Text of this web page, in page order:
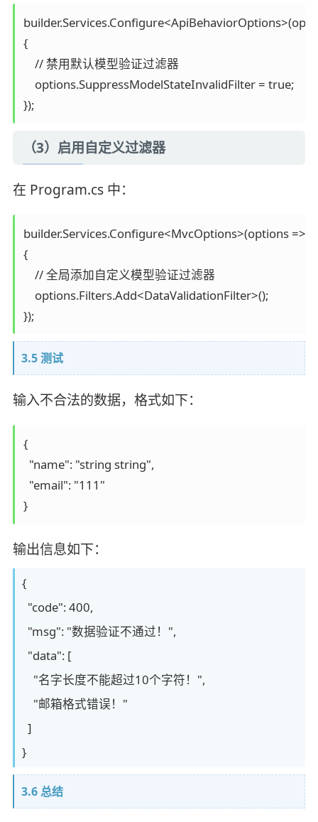
{
    // 禁用默认模型验证过滤器
    options.SuppressModelStateInvalidFilter = true;
});
（3）启用自定义过滤器
在 Program.cs 中：
builder.Services.Configure<MvcOptions>(options =>
{
    // 全局添加自定义模型验证过滤器
    options.Filters.Add<DataValidationFilter>();
});
3.5 测试
输入不合法的数据，格式如下：
{
  "name": "string string",
  "email": "111"
}
输出信息如下：
{
"code": 400,
"msg": "数据验证不通过！",
"data": [
"名字长度不能超过10个字符！",
"邮箱格式错误！"
]
}
3.6 总结